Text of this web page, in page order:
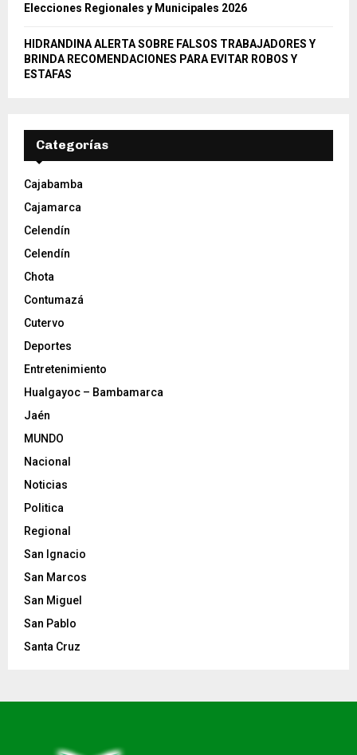
Elecciones Regionales y Municipales 2026
HIDRANDINA ALERTA SOBRE FALSOS TRABAJADORES Y
BRINDA RECOMENDACIONES PARA EVITAR ROBOS Y
ESTAFAS
Categorías
Cajabamba
Cajamarca
Celendín
Celendín
Chota
Contumazá
Cutervo
Deportes
Entretenimiento
Hualgayoc – Bambamarca
Jaén
MUNDO
Nacional
Noticias
Politica
Regional
San Ignacio
San Marcos
San Miguel
San Pablo
Santa Cruz